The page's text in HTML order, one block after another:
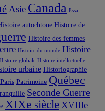
Asie Canada Essai
autochtone Histoire de
Histoire des femmes
Histoire du monde Histoire
Histoire globale Histoire intellectuelle
urbaine Historiographie
Paris Patrimoine Québec
Seconde Guerre
XIXe siècle XVIIIe